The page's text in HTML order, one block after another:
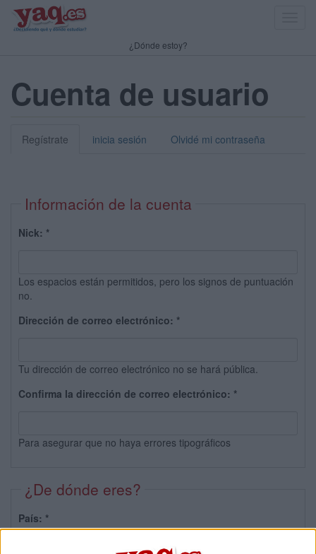
¿Dónde estoy?
Cuenta de usuario
Regístrate inicia sesión Olvidé mi contraseña
Información de la cuenta
Nick: *
Los espacios están permitidos, pero los signos de puntuación
no.
Dirección de correo electrónico: *
Tu dirección de correo electrónico no se hará pública.
Confirma la dirección de correo electrónico: *
Para asegurar que no haya errores tipográficos
¿De dónde eres?
País: *